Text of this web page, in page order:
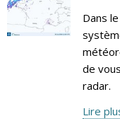
Dans
de
radar.
Lire